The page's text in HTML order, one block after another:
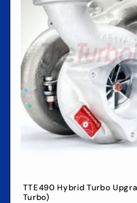
TTE490 Hybrid Turbo
Turbo)